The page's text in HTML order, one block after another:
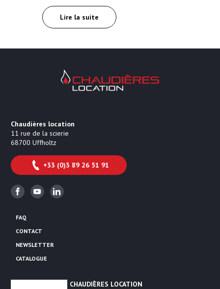
Lire la suite
Chaudières Location Location de
Chaudières location
11 rue de la scierie
68700 Uffholtz
+33 (0)3 89 26 51 91
FacebookYoutubeLinkedin
FAQ
CONTACT
NEWSLETTER
CATALOGUE
CHAUDIÈRES LOCATION